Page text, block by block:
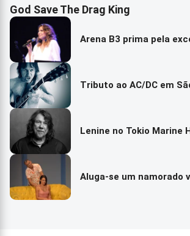
God Save The Drag King
Arena B3 prima pela
Tributo ao AC/DC em
Lenine no Tokio Marine
Aluga-se um namorado